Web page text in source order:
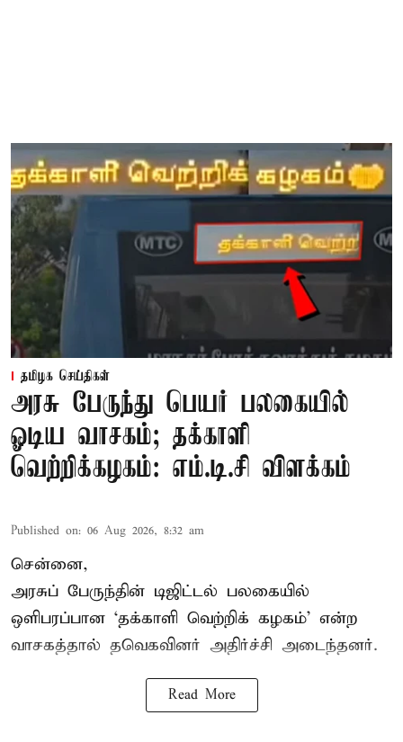
தமிழக செய்திகள்
அரசு பேருந்து பெயர் பலகையில்
ஓடிய வாசகம்; தக்காளி
வெற்றிக்கழகம்: எம்.டி.சி விளக்கம்
Published on: 06 Aug 2026, 8:32 am
சென்னை,
அரசுப் பேருந்தின் டிஜிட்டல் பலகையில்
ஒளிபரப்பான ‘தக்காளி வெற்றிக் கழகம்’ என்ற
வாசகத்தால் தவெகவினர் அதிர்ச்சி அடைந்தனர்.
Read More